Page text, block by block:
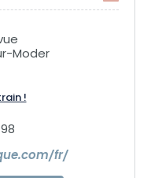
de l’expertise de la
confiée à Lady Tina
d’intérieur.
Moder
!
fr/